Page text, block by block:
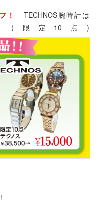
！
TECHNOS腕時計は
(限定10点)